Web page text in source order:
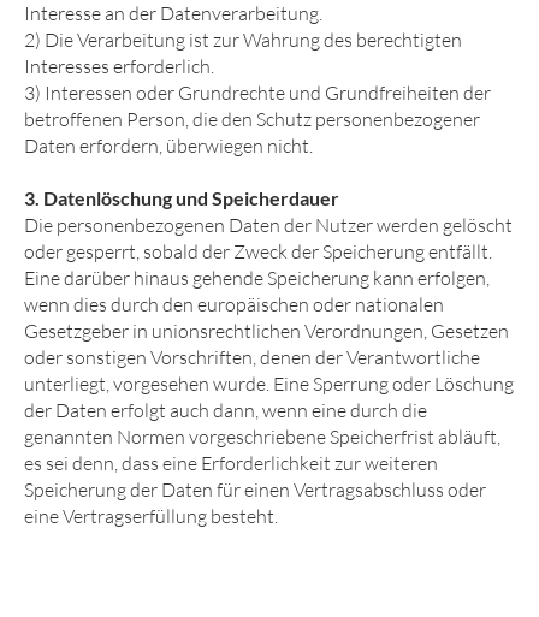
Interesse an der Datenverarbeitung.
2) Die Verarbeitung ist zur Wahrung des berechtigten
Interesses erforderlich.
3) Interessen oder Grundrechte und Grundfreiheiten der
betroffenen Person, die den Schutz personenbezogener
Daten erfordern, überwiegen nicht.
3. Datenlöschung und Speicherdauer
Die personenbezogenen Daten der Nutzer werden gelöscht
oder gesperrt, sobald der Zweck der Speicherung entfällt.
Eine darüber hinaus gehende Speicherung kann erfolgen,
wenn dies durch den europäischen oder nationalen
Gesetzgeber in unionsrechtlichen Verordnungen, Gesetzen
oder sonstigen Vorschriften, denen der Verantwortliche
unterliegt, vorgesehen wurde. Eine Sperrung oder Löschung
der Daten erfolgt auch dann, wenn eine durch die
genannten Normen vorgeschriebene Speicherfrist abläuft,
es sei denn, dass eine Erforderlichkeit zur weiteren
Speicherung der Daten für einen Vertragsabschluss oder
eine Vertragserfüllung besteht.